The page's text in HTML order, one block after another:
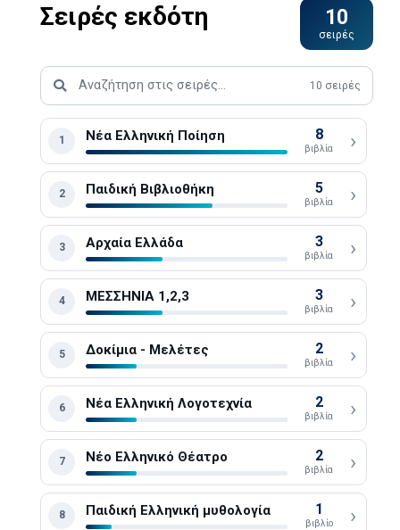
Σειρές εκδότη 10
σειρές
Αναζήτηση σειράς
10 σειρές
1 Νέα Ελληνική Ποίηση 8
βιβλία ›
2 Παιδική Βιβλιοθήκη 5
βιβλία ›
3 Αρχαία Ελλάδα 3
βιβλία ›
4 ΜΕΣΣΗΝΙΑ 1,2,3 3
βιβλία ›
5 Δοκίμια - Μελέτες 2
βιβλία ›
6 Νέα Ελληνική Λογοτεχνία 2
βιβλία ›
7 Νέο Ελληνικό Θέατρο 2
βιβλία ›
8 Παιδική Ελληνική μυθολογία 1
βιβλίο ›